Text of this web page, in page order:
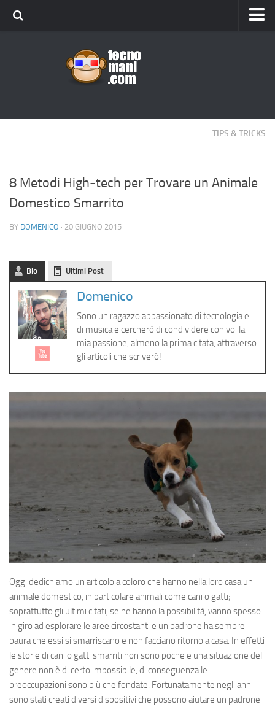
Cellulari
Gadget
Recensioni
Privacy
Cerca
TIPS & TRICKS
8 Metodi High-tech per Trovare un Animale
Domestico Smarrito
BY DOMENICO · 20 GIUGNO 2015
Bio Ultimi Post
Domenico
Sono un ragazzo appassionato di tecnologia e
di musica e cercherò di condividere con voi la
mia passione, almeno la prima citata, attraverso
gli articoli che scriverò!
Oggi dedichiamo un articolo a coloro che hanno nella loro casa un
animale domestico, in particolare animali come cani o gatti;
soprattutto gli ultimi citati, se ne hanno la possibilità, vanno spesso
in giro ad esplorare le aree circostanti e un padrone ha sempre
paura che essi si smarriscano e non facciano ritorno a casa. In effetti
le storie di cani o gatti smarriti non sono poche e una situazione del
genere non è di certo impossibile, di conseguenza le
preoccupazioni sono più che fondate. Fortunatamente negli anni
sono stati creati diversi dispositivi che possono aiutare un padrone